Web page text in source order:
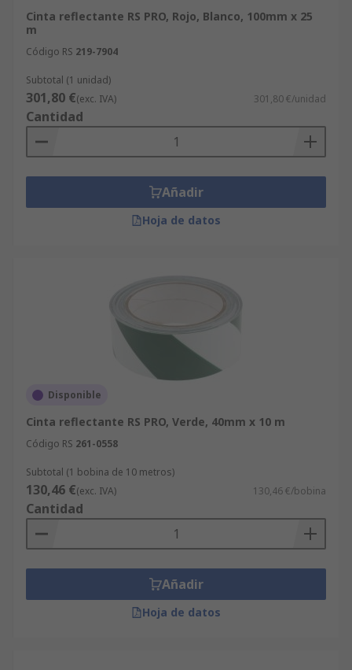
Cinta reflectante RS PRO, Rojo, Blanco, 100mm x 25
m
Código RS 219-7904
Subtotal (1 unidad)
301,80 €(exc. IVA) 301,80 €/unidad
Cantidad
Añadir
Hoja de datos
Disponible
Cinta reflectante RS PRO, Verde, 40mm x 10 m
Código RS 261-0558
Subtotal (1 bobina de 10 metros)
130,46 €(exc. IVA) 130,46 €/bobina
Cantidad
Añadir
Hoja de datos